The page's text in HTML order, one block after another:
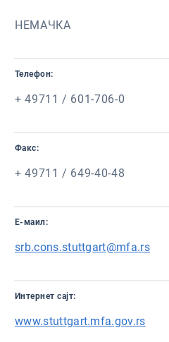
НЕМАЧКА
Телефон:
+ 49711 / 601-706-0
Факс:
+ 49711 / 649-40-48
Е-маил:
srb.cons.stuttgart@mfa.rs
Интернет сајт:
www.stuttgart.mfa.gov.rs